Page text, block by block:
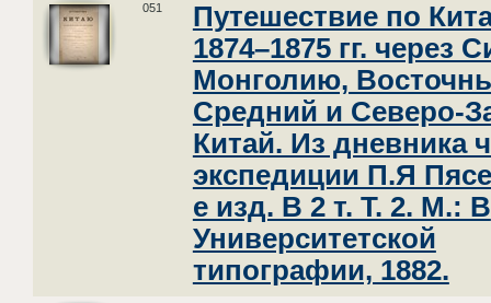
051
Путешествие по
1874–1875 гг. через
Монголию,
Средний и Северо-
Китай. Из дневника
экспедиции П.Я
е изд. В 2 т. Т. 2. М.: В
Университетской
типографии, 1882.